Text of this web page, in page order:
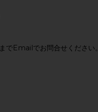
までEmailでお問合せください。